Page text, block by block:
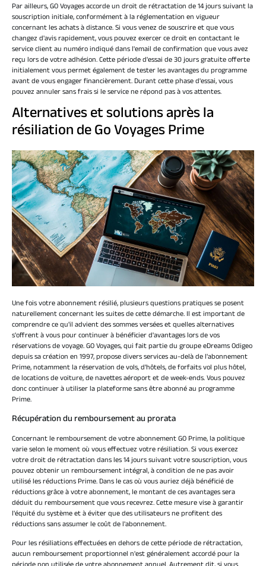
Par ailleurs, GO Voyages accorde un droit de rétractation de 14 jours suivant la
souscription initiale, conformément à la réglementation en vigueur
concernant les achats à distance. Si vous venez de souscrire et que vous
changez d'avis rapidement, vous pouvez exercer ce droit en contactant le
service client au numéro indiqué dans l'email de confirmation que vous avez
reçu lors de votre adhésion. Cette période d'essai de 30 jours gratuite offerte
initialement vous permet également de tester les avantages du programme
avant de vous engager financièrement. Durant cette phase d'essai, vous
pouvez annuler sans frais si le service ne répond pas à vos attentes.
Alternatives et solutions après la
résiliation de Go Voyages Prime
Une fois votre abonnement résilié, plusieurs questions pratiques se posent
naturellement concernant les suites de cette démarche. Il est important de
comprendre ce qu'il advient des sommes versées et quelles alternatives
s'offrent à vous pour continuer à bénéficier d'avantages lors de vos
réservations de voyage. GO Voyages, qui fait partie du groupe eDreams Odigeo
depuis sa création en 1997, propose divers services au-delà de l'abonnement
Prime, notamment la réservation de vols, d'hôtels, de forfaits vol plus hôtel,
de locations de voiture, de navettes aéroport et de week-ends. Vous pouvez
donc continuer à utiliser la plateforme sans être abonné au programme
Prime.
Récupération du remboursement au prorata
Concernant le remboursement de votre abonnement GO Prime, la politique
varie selon le moment où vous effectuez votre résiliation. Si vous exercez
votre droit de rétractation dans les 14 jours suivant votre souscription, vous
pouvez obtenir un remboursement intégral, à condition de ne pas avoir
utilisé les réductions Prime. Dans le cas où vous auriez déjà bénéficié de
réductions grâce à votre abonnement, le montant de ces avantages sera
déduit du remboursement que vous recevrez. Cette mesure vise à garantir
l'équité du système et à éviter que des utilisateurs ne profitent des
réductions sans assumer le coût de l'abonnement.
Pour les résiliations effectuées en dehors de cette période de rétractation,
aucun remboursement proportionnel n'est généralement accordé pour la